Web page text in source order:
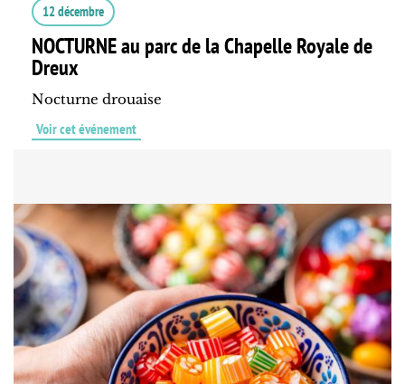
12 décembre
NOCTURNE au parc de la Chapelle Royale de
Dreux
Nocturne drouaise
Voir cet événement